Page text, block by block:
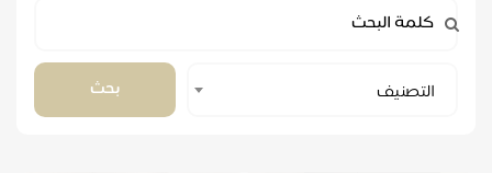
Category
التصنيف بحث